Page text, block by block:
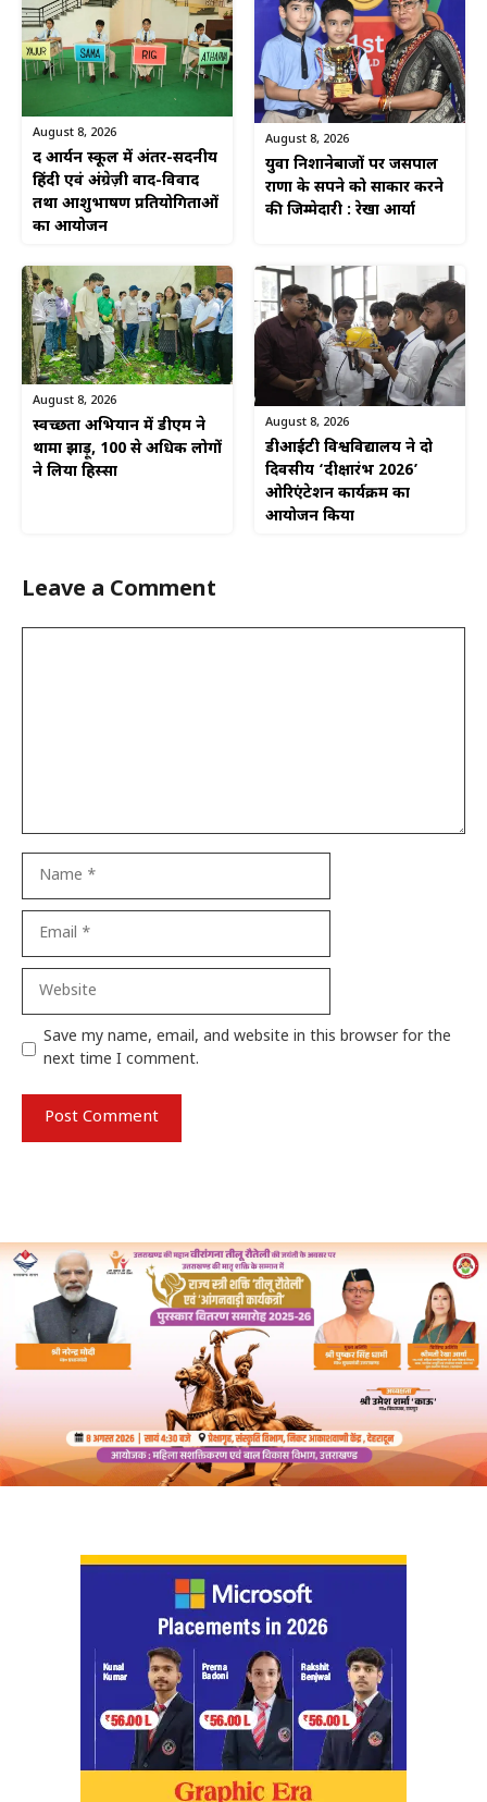
August 8, 2026
द आर्यन स्कूल में अंतर-सदनीय
हिंदी एवं अंग्रेज़ी वाद-विवाद
तथा आशुभाषण प्रतियोगिताओं
का आयोजन
August 8, 2026
युवा निशानेबाजों पर जसपाल
राणा के सपने को साकार करने
की जिम्मेदारी : रेखा आर्या
August 8, 2026
स्वच्छता अभियान में डीएम ने
थामा झाड़ू, 100 से अधिक लोगों
ने लिया हिस्सा
August 8, 2026
डीआईटी विश्वविद्यालय ने दो
दिवसीय ‘दीक्षारंभ 2026’
ओरिएंटेशन कार्यक्रम का
आयोजन किया
Leave a Comment
Website
Save my name, email, and website in this browser for the
next time I comment.